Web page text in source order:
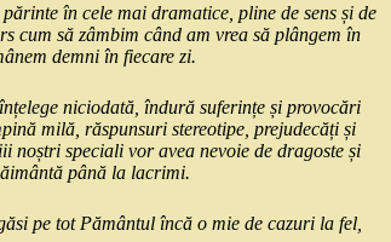
în cele mai dramatice, pline de sens și de
cum să zâmbim când am vrea să plângem în
demni în fiecare zi.
niciodată, îndură suferințe și provocări
milă, răspunsuri stereotipe, prejudecăți și
noștri speciali vor avea nevoie de dragoste și
până la lacrimi.
pe tot Pământul încă o mie de cazuri la fel,